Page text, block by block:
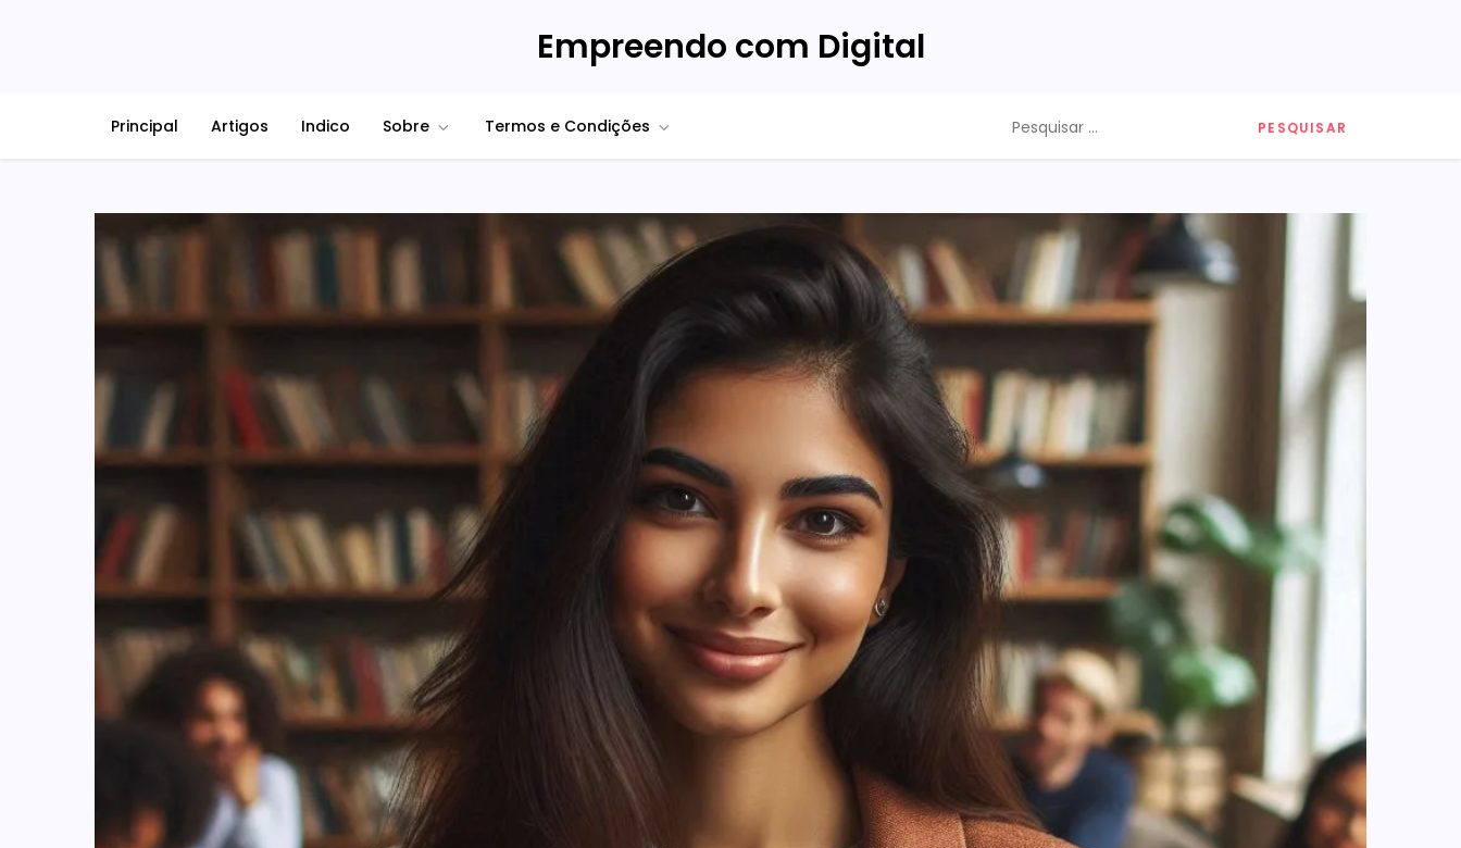
Empreendo com Digital
Principal Artigos Indico Sobre Termos e Condições